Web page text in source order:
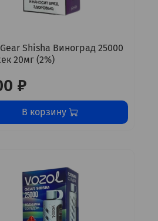
Shisha Виноград 25000
20мг (2%)
₽
В корзину